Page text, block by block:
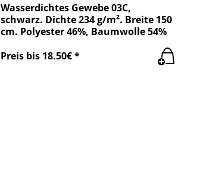
Wasserdichtes Gewebe 03C,
schwarz. Dichte 234 g/m². Breite 150
cm. Polyester 46%, Baumwolle 54%
Preis bis 18.50€ *